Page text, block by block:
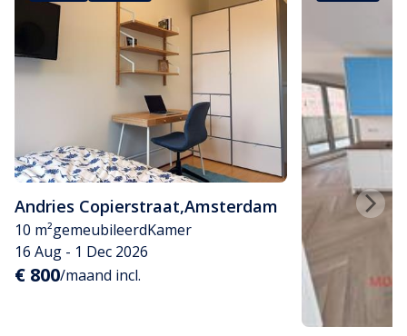
Andries Copierstraat,Amsterdam
10 m²gemeubileerdKamer
16 Aug - 1 Dec 2026
€ 800/maand incl.